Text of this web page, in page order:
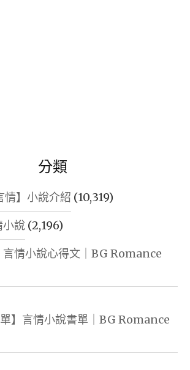
分類
情】小說介紹 (10,319)
小說 (2,196)
言情小說心得文｜BG Romance
】言情小說書單｜BG Romance